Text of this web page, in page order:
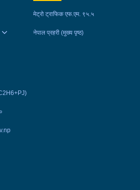
मेट्रो ट्राफिक एफ.एम. ९५.५
नेपाल प्रहरी (मुख्य पृष्ठ)